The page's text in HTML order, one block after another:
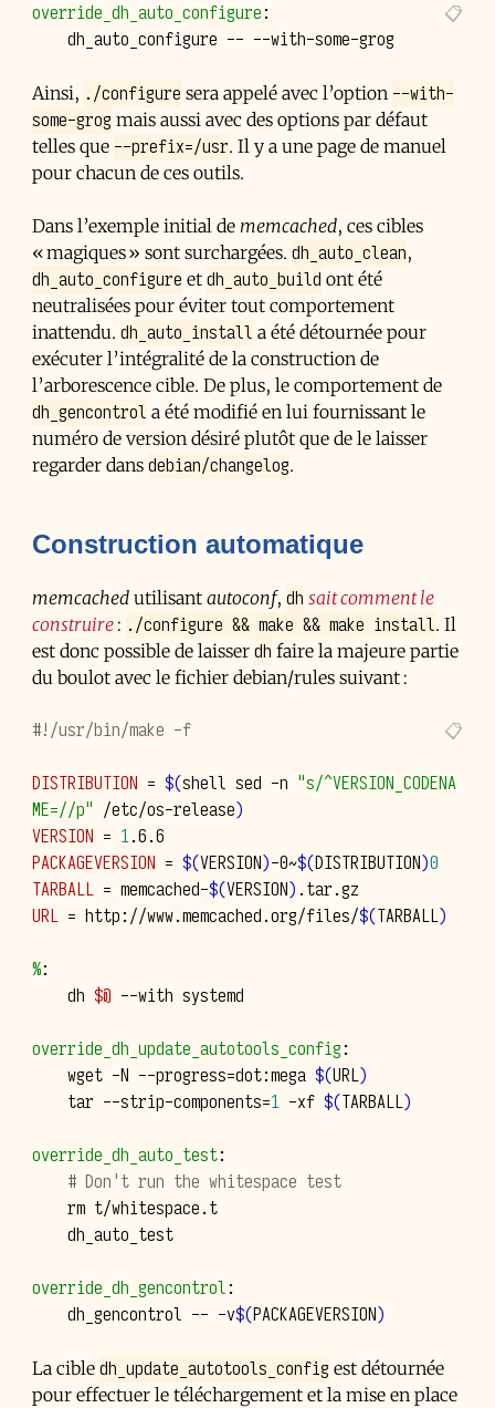
override_dh_auto_configure:
dh_auto_configure --
Ainsi, ./configure sera appelé avec l’option --with-
some-grog mais aussi avec des options par défaut
telles que --prefix=/usr. Il y a une page de manuel
pour chacun de ces outils.
Dans l’exemple initial de memcached, ces cibles
« magiques » sont surchargées. dh_auto_clean,
dh_auto_configure et dh_auto_build ont été
neutralisées pour éviter tout comportement
inattendu. dh_auto_install a été détournée pour
exécuter l’intégralité de la construction de
l’arborescence cible. De plus, le comportement de
dh_gencontrol a été modifié en lui fournissant le
numéro de version désiré plutôt que de le laisser
regarder dans debian/changelog.
Construction automatique
memcachedutilisant autoconf, dh sait comment le
construire: ./configure && make && make install. Il
est donc possible de laisser dh faire la majeure partie
du boulot avec le fichier debian/rules suivant :
#!/usr/bin/make -f
DISTRIBUTION = $(shell sed -n "s/^VERSION_CODENA
ME=//p" /etc/os-release)
VERSION = 1
PACKAGEVERSION = $(VERSION)-0~$(DISTRIBUTION)0
TARBALL = memcached-$(VERSION)
URL = http://www.memcached.org/files/$(TARBALL)
%:
dh $@ --with systemd
override_dh_update_autotools_config:
wget -N --progress=dot:mega $(URL)
tar --strip-components=1 -xf $(TARBALL)
override_dh_auto_test:
    # Don't run the whitespace test
rm
t/whitespace.t
dh_auto_test
override_dh_gencontrol:
dh_gencontrol -- -v$(PACKAGEVERSION)
La cible dh_update_autotools_config est détournée
pour effectuer le téléchargement et la mise en place